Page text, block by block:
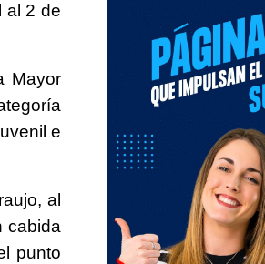
al 2 de
Mayor
e
al
cabida
punto